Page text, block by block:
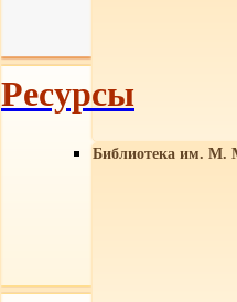
Библиотека им. М.
Ресурсы